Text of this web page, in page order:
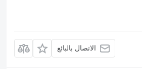
الاتصال بالبائع